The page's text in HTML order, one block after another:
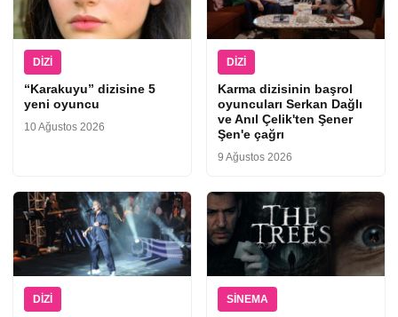
DIZI
“Karakuyu” dizisine 5
yeni oyuncu
10 Ağustos 2026
DIZI
Karma dizisinin başrol
oyuncuları Serkan Dağlı
ve Anıl Çelik'ten Şener
Şen'e çağrı
9 Ağustos 2026
DIZI SINEMA